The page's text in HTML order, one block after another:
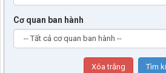
Cơ quan ban hành